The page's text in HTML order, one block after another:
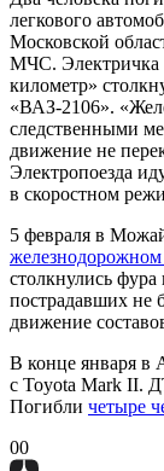
легкового
Московской
МЧС. Электричка
километр»
«ВАЗ-2106».
следственными
движение не
Электропоезда
в скоростном
5 февраля в
железнодорожном
столкнулись
пострадавших не
движение
В конце января в
с Toyota Mark II.
Погибли четыре
00